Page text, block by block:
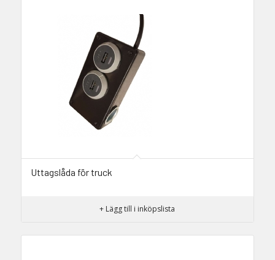
Uttagslåda för truck
+ Lägg till i inköpslista